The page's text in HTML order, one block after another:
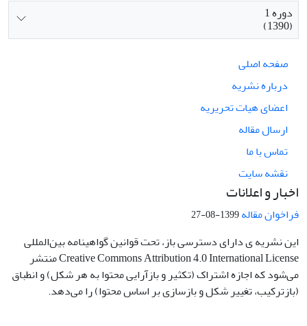
دوره 1
(1390)
صفحه اصلی
درباره نشریه
اعضای هیات تحریریه
ارسال مقاله
تماس با ما
نقشه سایت
اخبار و اعلانات
فراخوان مقاله1399-08-27
این نشریه ی دارای دسترسی باز، تحت قوانین گواهینامه بین‌المللی
Creative Commons Attribution 4.0 International License منتشر
می‌شود که اجازه اشتراک (تکثیر و بازآرایی محتوا به هر شکل) و انطباق
(بازترکیب، تغییر شکل و بازسازی بر اساس محتوا) را می‌دهد.